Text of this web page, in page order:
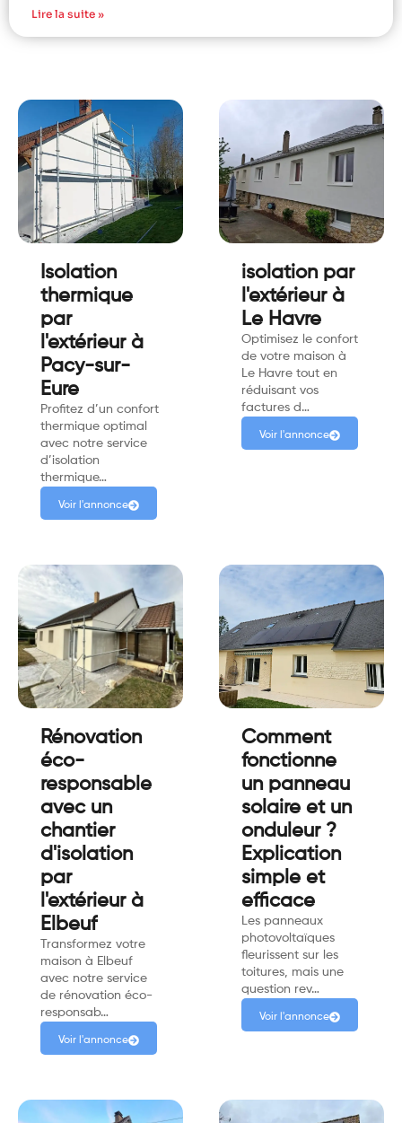
Lire la suite »
Isolation
thermique
par
l'extérieur à
Pacy-sur-
Eure
Profitez d’un confort
thermique optimal
avec notre service
d’isolation
thermique…
Voir l'annonce
isolation par
l'extérieur à
Le Havre
Optimisez le confort
de votre maison à
Le Havre tout en
réduisant vos
factures d…
Voir l'annonce
Rénovation
éco-
responsable
avec un
chantier
d'isolation
par
l'extérieur à
Elbeuf
Transformez votre
maison à Elbeuf
avec notre service
de rénovation éco-
responsab…
Voir l'annonce
Comment
fonctionne
un panneau
solaire et un
onduleur ?
Explication
simple et
efficace
Les panneaux
photovoltaïques
fleurissent sur les
toitures, mais une
question rev…
Voir l'annonce